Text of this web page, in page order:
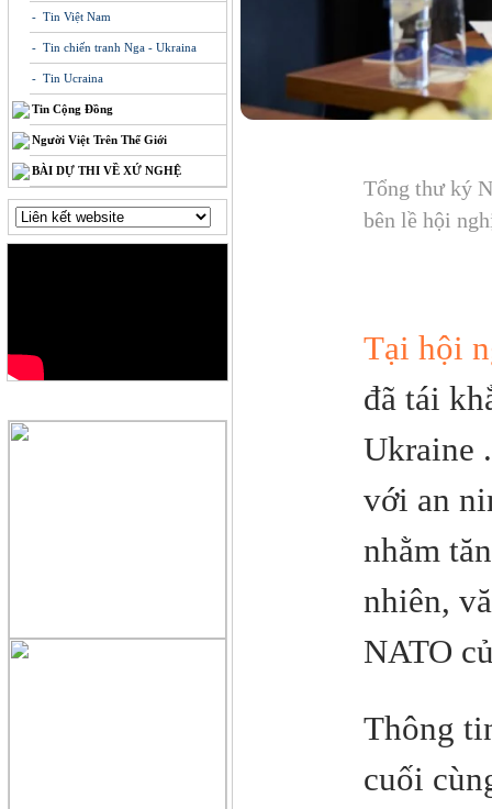
- Tin Việt Nam
- Tin chiến tranh Nga - Ukraina
- Tin Ucraina
Tin Cộng Đồng
Người Việt Trên Thế Giới
BÀI DỰ THI VỀ XỨ NGHỆ
Tổng thư ký
bên lề hội
Tại hội
đã tái
Ukraine
với an
nhằm
nhiên,
NATO
Thông
cuối